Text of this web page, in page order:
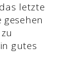
letzte
gutes